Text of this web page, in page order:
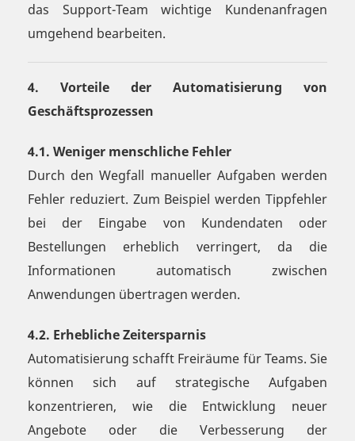
das Support-Team wichtige Kundenanfragen
umgehend bearbeiten.
4. Vorteile der Automatisierung von
Geschäftsprozessen
4.1. Weniger menschliche Fehler
Durch den Wegfall manueller Aufgaben werden
Fehler reduziert. Zum Beispiel werden Tippfehler
bei der Eingabe von Kundendaten oder
Bestellungen erheblich verringert, da die
Informationen automatisch zwischen
Anwendungen übertragen werden.
4.2. Erhebliche Zeitersparnis
Automatisierung schafft Freiräume für Teams. Sie
können sich auf strategische Aufgaben
konzentrieren, wie die Entwicklung neuer
Angebote oder die Verbesserung der